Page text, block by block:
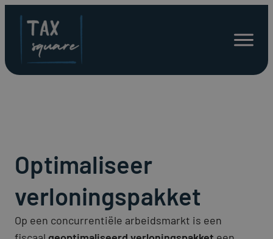
Spring
inhoud
Open
menu
Optimaliseer
verloningspakket
Op een concurrentiële arbeidsmarkt is een